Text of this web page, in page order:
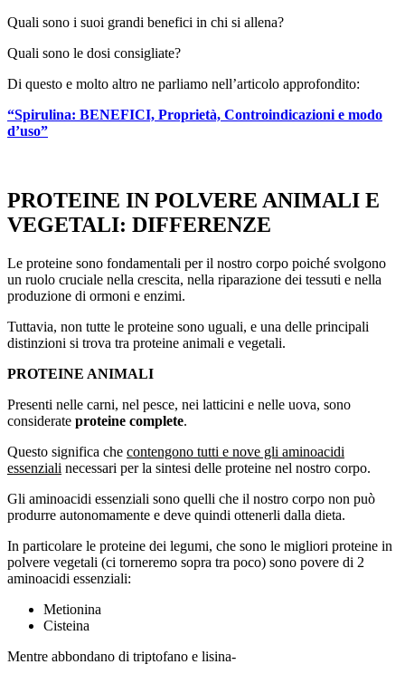
Quali sono i suoi grandi benefici in chi si allena?
Quali sono le dosi consigliate?
Di questo e molto altro ne parliamo nell’articolo approfondito:
“Spirulina: BENEFICI, Proprietà, Controindicazioni e modo
d’uso”
PROTEINE IN POLVERE ANIMALI E
VEGETALI: DIFFERENZE
Le proteine sono fondamentali per il nostro corpo poiché svolgono
un ruolo cruciale nella crescita, nella riparazione dei tessuti e nella
produzione di ormoni e enzimi.
Tuttavia, non tutte le proteine sono uguali, e una delle principali
distinzioni si trova tra proteine animali e vegetali.
PROTEINE ANIMALI
Presenti nelle carni, nel pesce, nei latticini e nelle uova, sono
considerate proteine complete.
Questo significa che contengono tutti e nove gli aminoacidi
essenziali necessari per la sintesi delle proteine nel nostro corpo.
Gli aminoacidi essenziali sono quelli che il nostro corpo non può
produrre autonomamente e deve quindi ottenerli dalla dieta.
In particolare le proteine dei legumi, che sono le migliori proteine in
polvere vegetali (ci torneremo sopra tra poco) sono povere di 2
aminoacidi essenziali:
Metionina
Cisteina
Mentre abbondano di triptofano e lisina-